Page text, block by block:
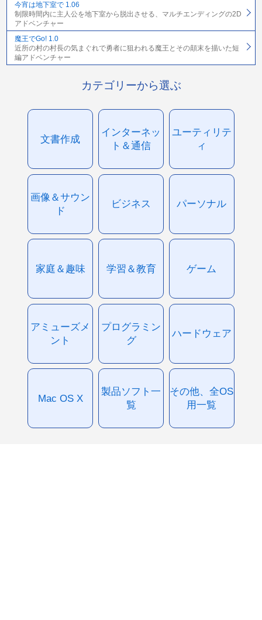
今宵は地下室で 1.06
制限時間内に主人公を地下室から脱出させる、マルチエンディングの2D
アドベンチャー
魔王でGo! 1.0
近所の村の村長の気まぐれで勇者に狙われる魔王とその顛末を描いた短
編アドベンチャー
カテゴリーから選ぶ
文書作成
インターネッ
ト＆通信
ユーティリテ
ィ
画像＆サウン
ド
ビジネス パーソナル
家庭＆趣味 学習＆教育 ゲーム
アミューズメ
ント
プログラミン
グ
ハードウェア
Mac OS X
製品ソフト一
覧
その他、全OS
用一覧